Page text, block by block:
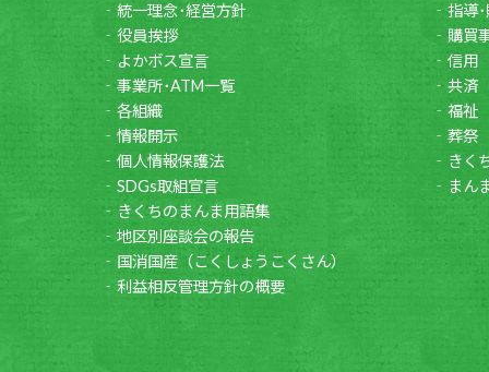
統一理念･経営方針
役員挨拶
よかボス宣言
事業所･ATM一覧
各組織
情報開示
個人情報保護法
SDGs取組宣言
きくちのまんま用語集
地区別座談会の報告
国消国産（こくしょうこくさん）
利益相反管理方針の概要
指導
購買
信用
共済
福祉
葬祭
きく
まん